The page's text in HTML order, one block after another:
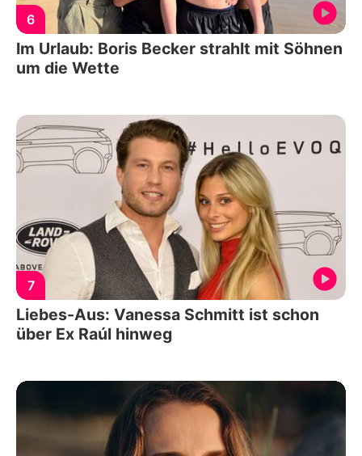
6
Im Urlaub: Boris Becker strahlt mit Söhnen
um die Wette
7
Liebes-Aus: Vanessa Schmitt ist schon
über Ex Raúl hinweg